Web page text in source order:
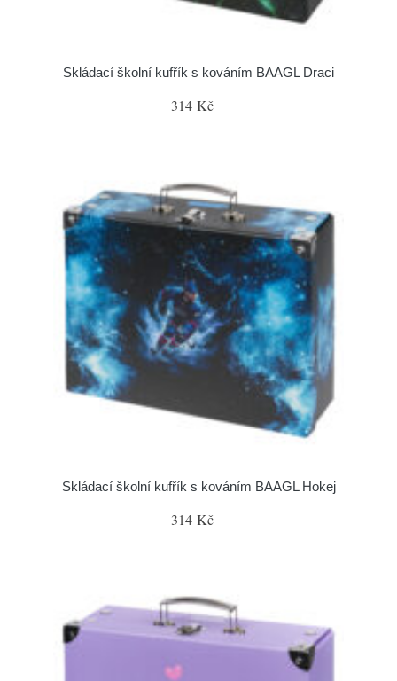
Skládací školní kufřík s kováním BAAGL Draci
314 Kč
Skládací školní kufřík s kováním BAAGL Hokej
314 Kč